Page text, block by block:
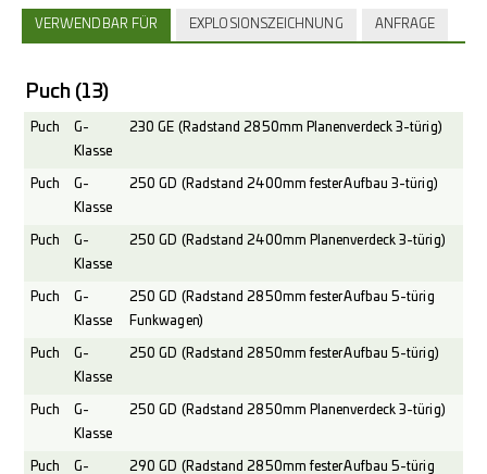
VERWENDBAR FÜR EXPLOSIONSZEICHNUNG ANFRAGE
Puch (13)
Puch
G-
Klasse
230 GE (Radstand 2850mm Planenverdeck 3-türig)
Puch
G-
Klasse
250 GD (Radstand 2400mm fester Aufbau 3-türig)
Puch
G-
Klasse
250 GD (Radstand 2400mm Planenverdeck 3-türig)
Puch
G-
Klasse
250 GD (Radstand 2850mm fester Aufbau 5-türig
Funkwagen)
Puch
G-
Klasse
250 GD (Radstand 2850mm fester Aufbau 5-türig)
Puch
G-
Klasse
250 GD (Radstand 2850mm Planenverdeck 3-türig)
Puch
G-
290 GD (Radstand 2850mm fester Aufbau 5-türig